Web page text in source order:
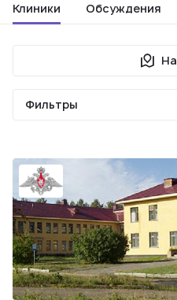
Клиники Обсуждения
Фильтры